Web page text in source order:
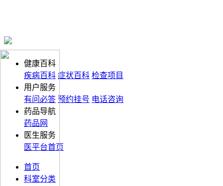
健康百科
疾病百科 症状百科 检查项目
用户服务
有问必答 预约挂号 电话咨询
药品导航
药品网
医生服务
医平台首页
首页
科室分类